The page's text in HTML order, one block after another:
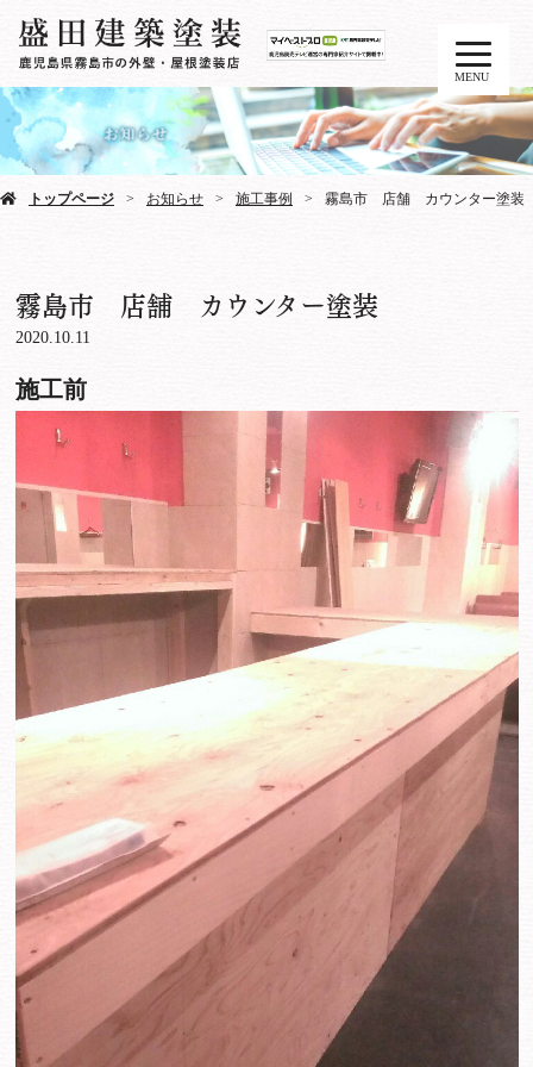
MENU
トップページ お知らせ 施工事例 霧島市 店舗 カウンター塗装
霧島市 店舗 カウンター塗装
2020.10.11
施工前